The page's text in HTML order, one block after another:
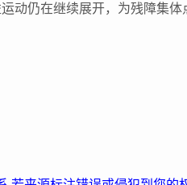
动仍在继续展开，为残障集体